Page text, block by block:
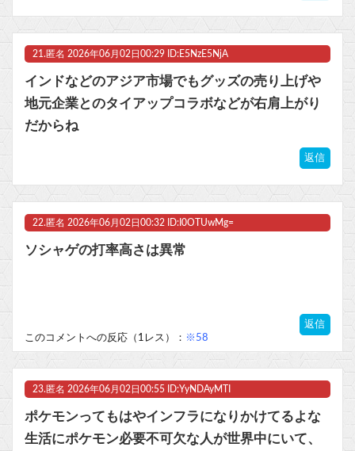
21. 匿名 2026年06月02日00:29 ID:E5NzE5NjA
インドなどのアジア市場でもグッズの売り上げや
地元企業とのタイアップコラボなどが右肩上がり
だからね
返信
22. 匿名 2026年06月02日00:32 ID:I0OTUwMg=
ソシャゲの打率高さは異常
返信
このコメントへの反応（1レス）： ※58
23. 匿名 2026年06月02日00:55 ID:YyNDAyMTI
ポケモンってもはやインフラになりかけてるよな
生活にポケモン必要不可欠な人が世界中にいて、